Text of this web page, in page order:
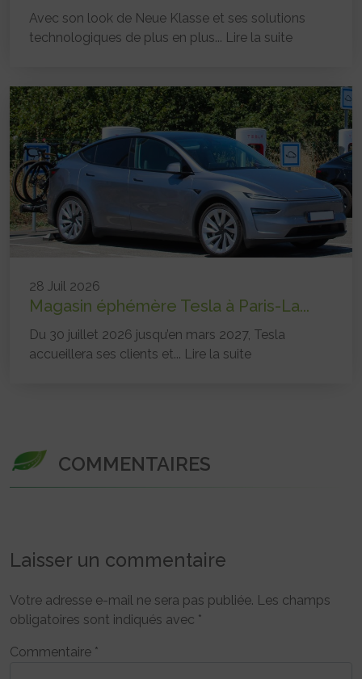
Avec son look de Neue Klasse et ses solutions
technologiques de plus en plus... Lire la suite
28 Juil 2026
Magasin éphémère Tesla à Paris-La...
Du 30 juillet 2026 jusqu’en mars 2027, Tesla
accueillera ses clients et... Lire la suite
COMMENTAIRES
Laisser un commentaire
Votre adresse e-mail ne sera pas publiée. Les champs
obligatoires sont indiqués avec *
Commentaire *